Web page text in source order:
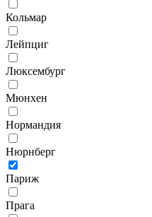
Кольмар
Лейпциг
Люксембург
Мюнхен
Нормандия
Нюрнберг
Париж
Прага